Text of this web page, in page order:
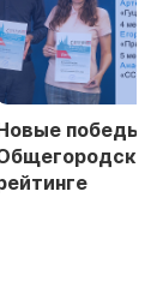
победы